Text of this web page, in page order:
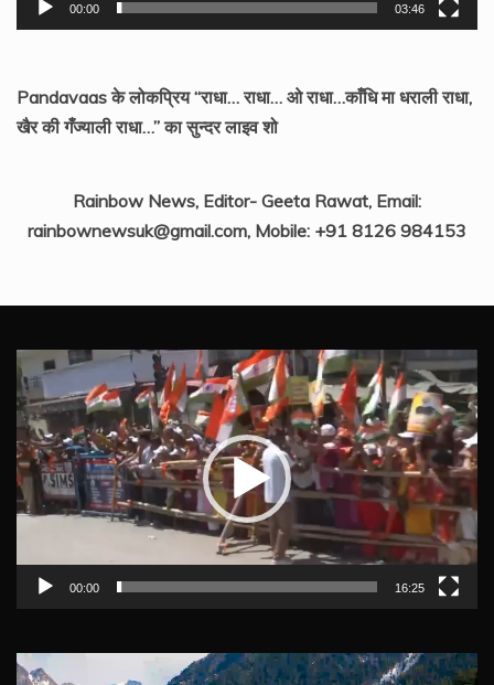
00:00 03:46
Pandavaas के लोकप्रिय “राधा… राधा… ओ राधा…काँधि मा धराली राधा,
खैर की गँज्याली राधा…” का सुन्दर लाइव शो
Rainbow News, Editor- Geeta Rawat, Email:
rainbownewsuk@gmail.com, Mobile: +91 8126 984153
Video
Player
00:00 16:25
Video